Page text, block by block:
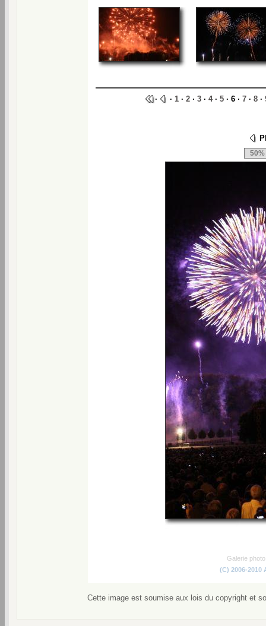
· · 1· 2· 3· 4· 5· 6 · 7· 8·
Galerie
(C) 2006-2010
Cette image est soumise aux lois du copyright et